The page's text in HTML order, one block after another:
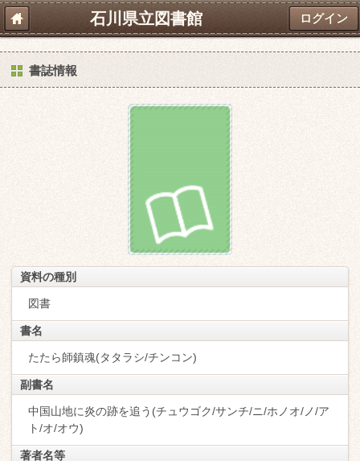
石川県立図書館 ログイン
書誌情報
資料の種別
図書
書名
たたら師鎮魂(タタラシ/チンコン)
副書名
中国山地に炎の跡を追う(チュウゴク/サンチ/ニ/ホノオ/ノ/ア
ト/オ/オウ)
著者名等